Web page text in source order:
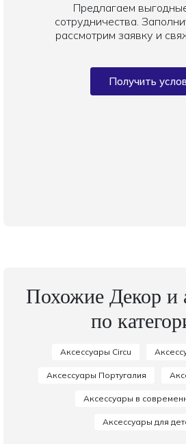
Предлагаем
сотрудничества.
рассмотрим заявку и
Получить
Похожие Декор и
по
Аксессуары Circu
Аксессуары Португалия
Аксессуары в
Аксессуары для